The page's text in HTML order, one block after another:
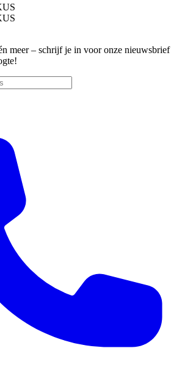
meer – schrijf je in voor onze nieuwsbrief